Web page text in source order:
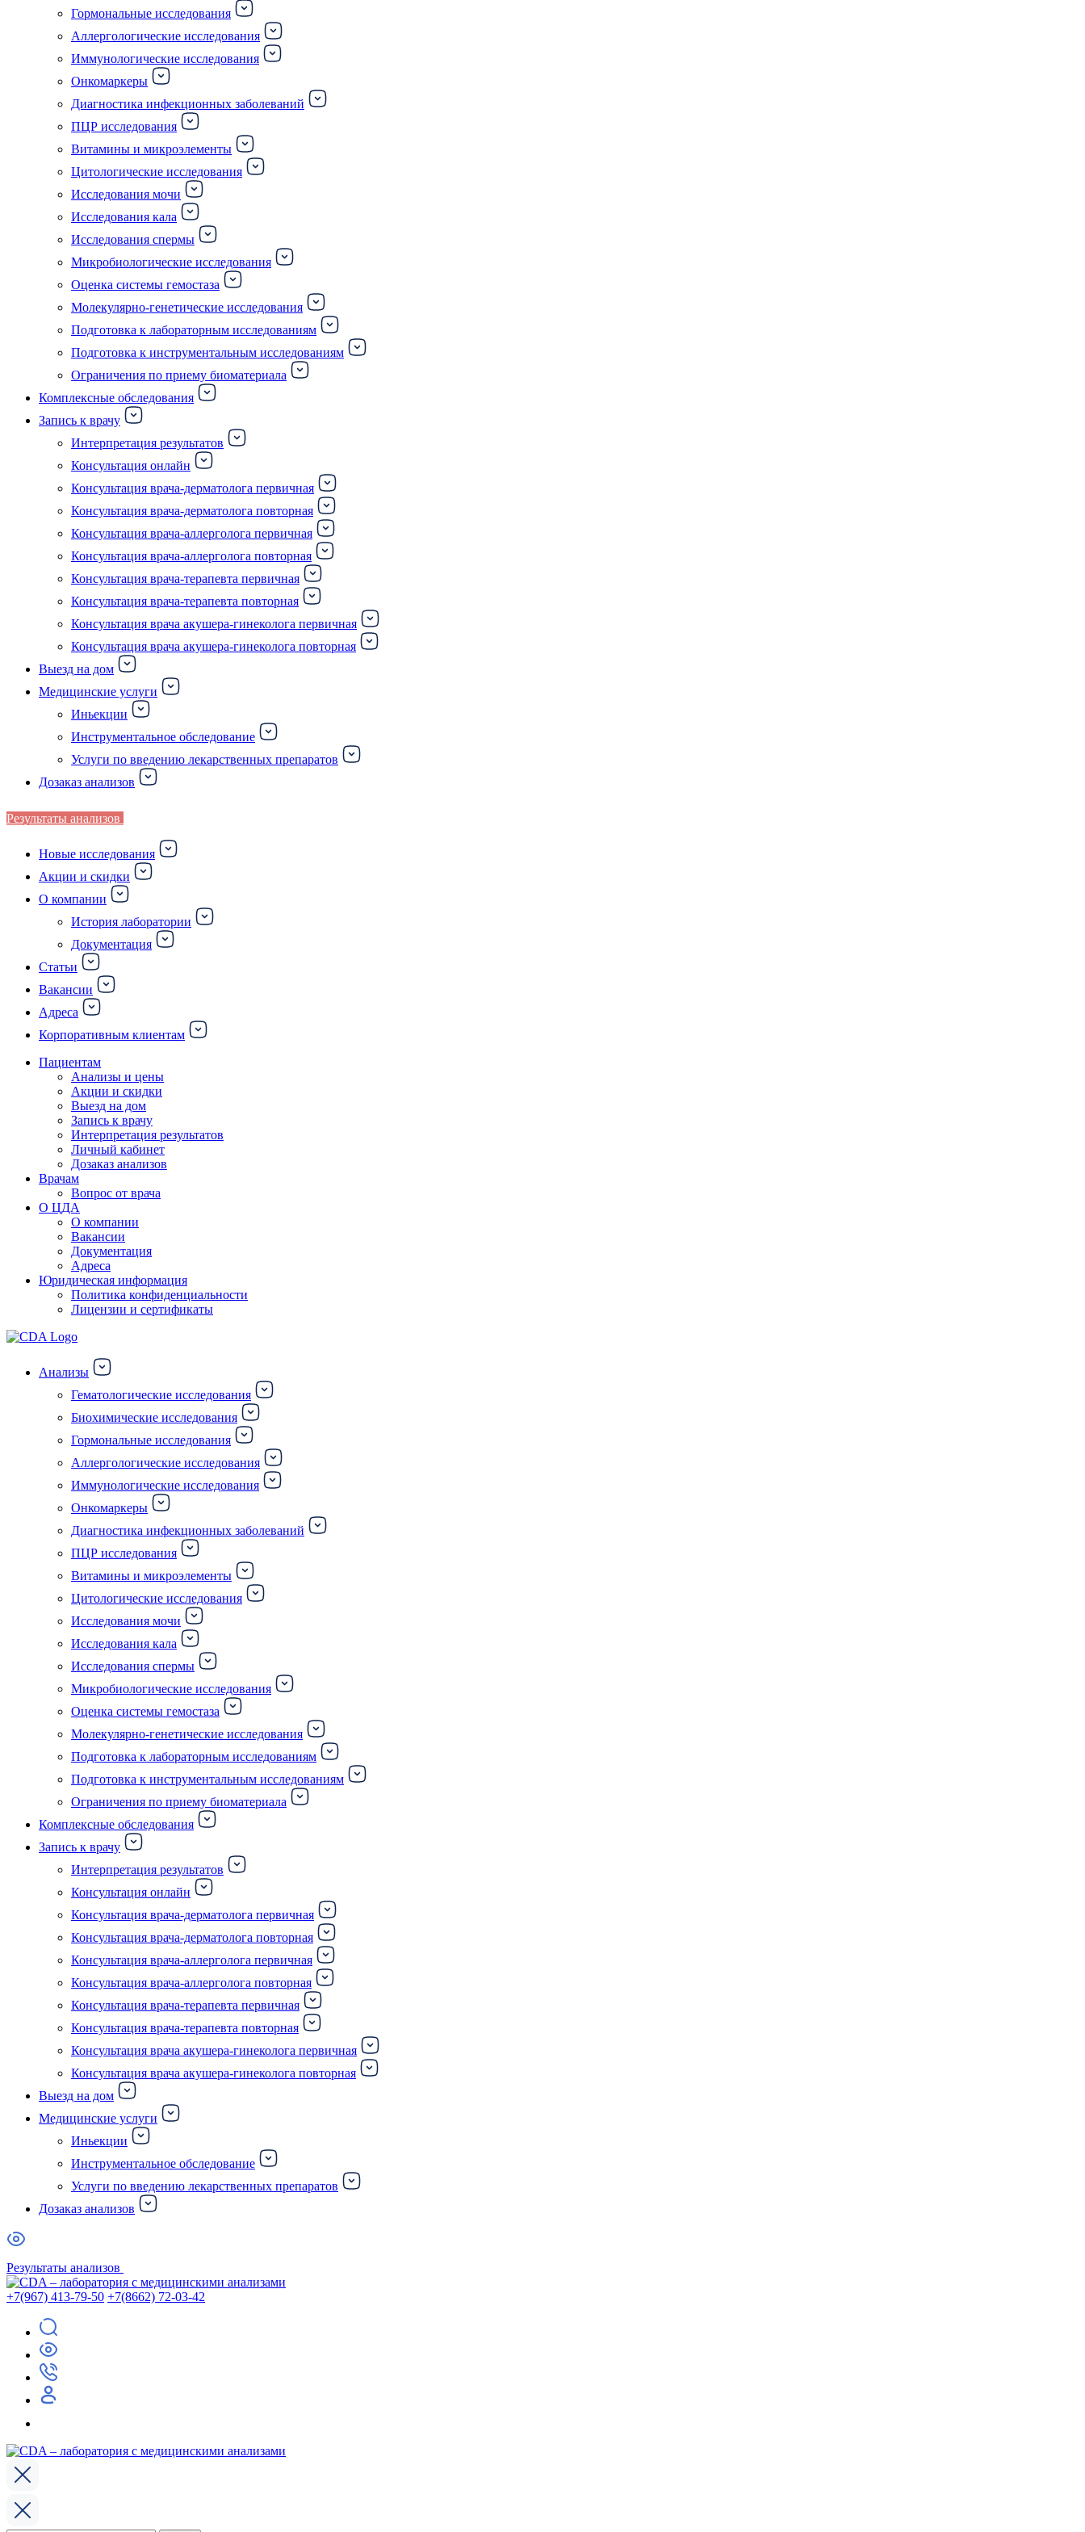
Гормональные исследования
Аллергологические исследования
Иммунологические исследования
Онкомаркеры
Диагностика инфекционных заболеваний
ПЦР исследования
Витамины и микроэлементы
Цитологические исследования
Исследования мочи
Исследования кала
Исследования спермы
Микробиологические исследования
Оценка системы гемостаза
Молекулярно-генетические исследования
Подготовка к лабораторным исследованиям
Подготовка к инструментальным исследованиям
Ограничения по приему биоматериала
Комплексные обследования
Запись к врачу
Интерпретация результатов
Консультация онлайн
Консультация врача-дерматолога первичная
Консультация врача-дерматолога повторная
Консультация врача-аллерголога первичная
Консультация врача-аллерголога повторная
Консультация врача-терапевта первичная
Консультация врача-терапевта повторная
Консультация врача акушера-гинеколога первичная
Консультация врача акушера-гинеколога повторная
Выезд на дом
Медицинские услуги
Иньекции
Инструментальное обследование
Услуги по введению лекарственных препаратов
Дозаказ анализов
Результаты анализов
Новые исследования
Акции и скидки
О компании
История лаборатории
Документация
Статьи
Вакансии
Адреса
Корпоративным клиентам
Пациентам
Анализы и цены
Акции и скидки
Выезд на дом
Запись к врачу
Интерпретация результатов
Личный кабинет
Дозаказ анализов
Врачам
Вопрос от врача
О ЦДА
О компании
Вакансии
Документация
Адреса
Юридическая информация
Политика конфиденциальности
Лицензии и сертификаты
Анализы
Гематологические исследования
Биохимические исследования
Гормональные исследования
Аллергологические исследования
Иммунологические исследования
Онкомаркеры
Диагностика инфекционных заболеваний
ПЦР исследования
Витамины и микроэлементы
Цитологические исследования
Исследования мочи
Исследования кала
Исследования спермы
Микробиологические исследования
Оценка системы гемостаза
Молекулярно-генетические исследования
Подготовка к лабораторным исследованиям
Подготовка к инструментальным исследованиям
Ограничения по приему биоматериала
Комплексные обследования
Запись к врачу
Интерпретация результатов
Консультация онлайн
Консультация врача-дерматолога первичная
Консультация врача-дерматолога повторная
Консультация врача-аллерголога первичная
Консультация врача-аллерголога повторная
Консультация врача-терапевта первичная
Консультация врача-терапевта повторная
Консультация врача акушера-гинеколога первичная
Консультация врача акушера-гинеколога повторная
Выезд на дом
Медицинские услуги
Иньекции
Инструментальное обследование
Услуги по введению лекарственных препаратов
Дозаказ анализов
Результаты анализов
+7(967) 413-79-50 +7(8662) 72-03-42